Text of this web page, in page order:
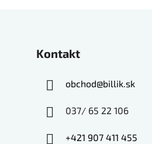
Kontakt
obchod@billik.sk
037/ 65 22 106
+421 907 411 455